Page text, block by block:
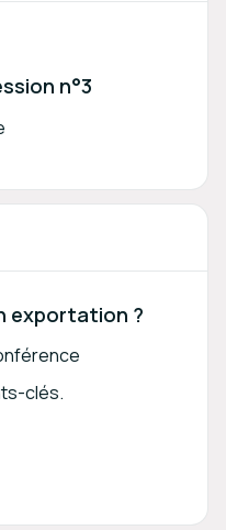
n°3
exportation ?
clés.